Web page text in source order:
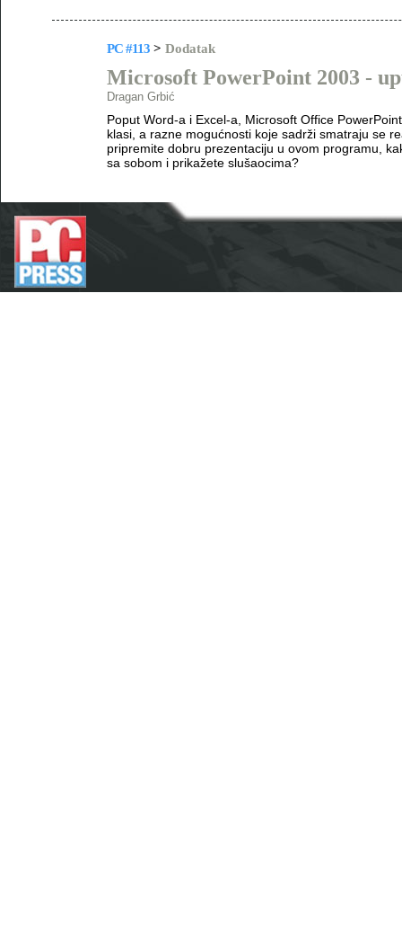
PC #113 > Dodatak
Microsoft PowerPoint 2003 -
Dragan Grbić
Poput Word-a i Excel-a, Microsoft Office
klasi, a razne mogućnosti koje sadrži smatraju se
pripremite dobru prezentaciju u ovom programu,
sa sobom i prikažete slušaocima?